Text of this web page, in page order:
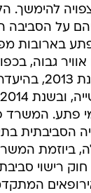
להימשך.
על הסביבה
בארובות
אוויר גבוה,
והמשאבים.
257 דיגומי פתע.
הסביבתית
ביוזמת
רישוי